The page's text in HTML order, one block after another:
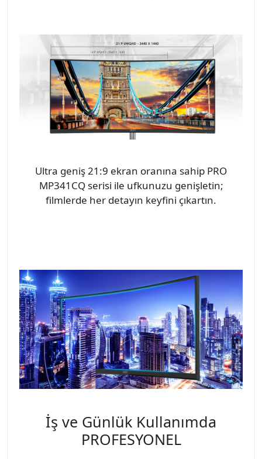
Ultra geniş 21:9 ekran oranına sahip PRO
MP341CQ serisi ile ufkunuzu genişletin;
filmlerde her detayın keyfini çıkartın.
İş ve Günlük Kullanımda
PROFESYONEL